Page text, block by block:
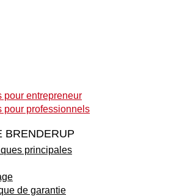
pour entrepreneur
pour professionnels
BRENDERUP
principales
de garantie